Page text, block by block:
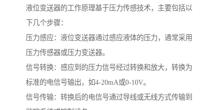
液位变送器的工作原理基于压力传感技术，主要包括以
下几个步骤：
压力感应：液位变送器通过感应液体的压力，通常采用
压力传感器或压力变送器。
信号转换：感应到的压力信号经过转换和放大，转换为
标准的电信号输出，如4-20mA或0-10V。
信号传输：转换后的电信号通过导线或无线方式传输到